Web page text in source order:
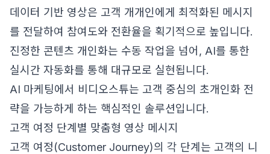
데이터 기반 영상은 고객 개개인에게 최적화된 메시지
를 전달하여 참여도와 전환율을 획기적으로 높입니다.
진정한 콘텐츠 개인화는 수동 작업을 넘어, AI를 통한
실시간 자동화를 통해 대규모로 실현됩니다.
AI 마케팅에서 비디오스튜는 고객 중심의 초개인화 전
략을 가능하게 하는 핵심적인 솔루션입니다.
고객 여정 단계별 맞춤형 영상 메시지
고객 여정(Customer Journey)의 각 단계는 고객의 니